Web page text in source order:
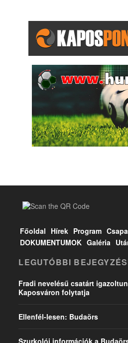
Főoldal Hírek Program
DOKUMENTUMOK Galéria
LEGUTÓBBI
Fradi nevelésű csatárt
Kaposváron folytatja
Ellenfél-lesen: Budaörs